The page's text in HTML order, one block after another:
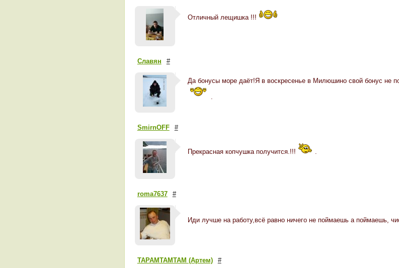
Отличный лещишка !!!
Славян #
Да бонусы море даёт!Я в воскресенье в Милюшино свой бонус не
.
SmirnOFF #
Прекрасная копчушка получится.!!! .
roma7637 #
Иди лучше на работу,всё равно ничего не поймаешь а поймаешь,
TAPAMTAMTAM (Артем) #